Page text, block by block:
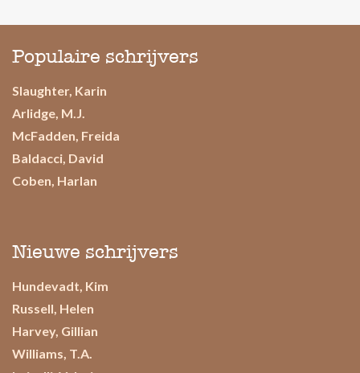
Populaire schrijvers
Slaughter, Karin
Arlidge, M.J.
McFadden, Freida
Baldacci, David
Coben, Harlan
Nieuwe schrijvers
Hundevadt, Kim
Russell, Helen
Harvey, Gillian
Williams, T.A.